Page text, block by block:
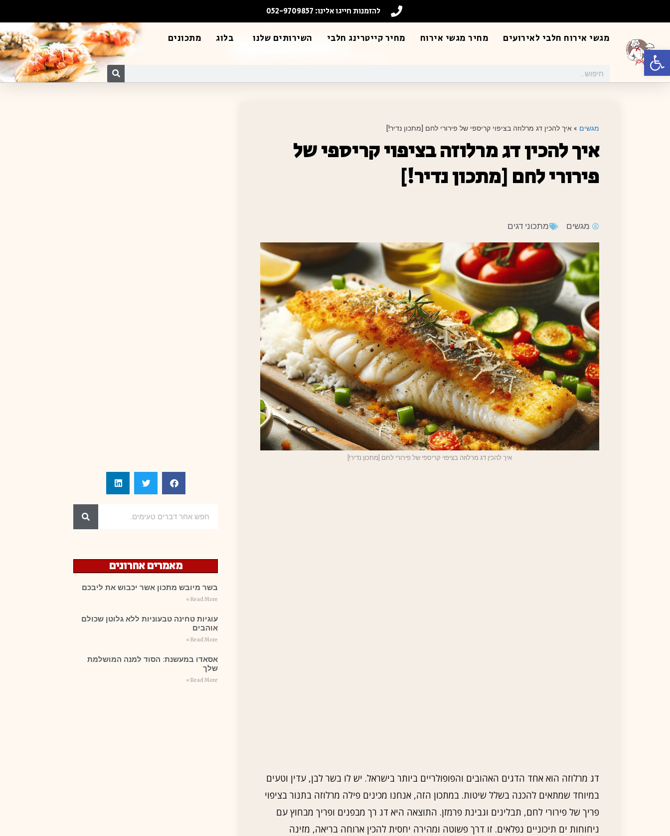
פתח סרגל נגישות
להזמנות חייגו אלינו: 052-9709857
מגשי אירוח חלבי לאירועים מחיר מגשי אירוח מחיר קייטרינג חלבי השירותים שלנו בלוג מתכונים
מגשים » איך להכין דג מרלוזה בציפוי קריספי של פירורי לחם [מתכון נדיר!]
איך להכין דג מרלוזה בציפוי קריספי של
פירורי לחם [מתכון נדיר!]
מגשים מתכוני דגים
איך להכין דג מרלוזה בציפוי קריספי של פירורי לחם [מתכון נדיר!]
דג מרלוזה הוא אחד הדגים האהובים והפופולריים ביותר בישראל. יש לו בשר לבן, עדין וטעים
במיוחד שמתאים להכנה בשלל שיטות. במתכון הזה, אנחנו מכינים פילה מרלוזה בתנור בציפוי
פריך של פירורי לחם, תבלינים וגבינת פרמזן. התוצאה היא דג רך מבפנים ופריך מבחוץ עם
ניחוחות ים תיכוניים נפלאים. זו דרך פשוטה ומהירה יחסית להכין ארוחה בריאה, מזינה
מאמרים אחרונים
בשר מיובש מתכון אשר יכבוש את ליבכם
Read More »
עוגיות טחינה טבעוניות ללא גלוטן שכולם
אוהבים
Read More »
אסאדו במעשנת: הסוד למנה המושלמת
שלך
Read More »